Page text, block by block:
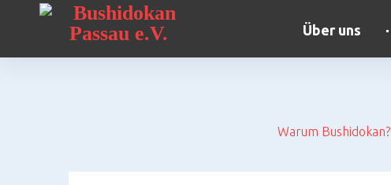
Über uns
Warum Bushidokan?